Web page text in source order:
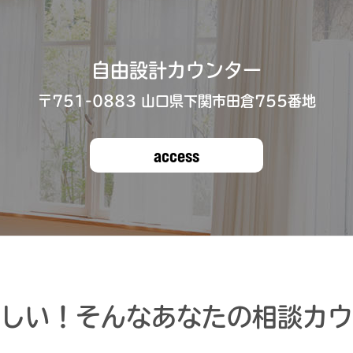
自由設計カウンター
〒751-0883 ⼭⼝県下関市⽥倉755番地
access
い！ そんなあなたの相談カ